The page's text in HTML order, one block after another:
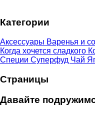
Категории
Аксессуары Варенья и
Когда хочется сладкого
Специи Суперфуд Чай
Страницы
Давайте